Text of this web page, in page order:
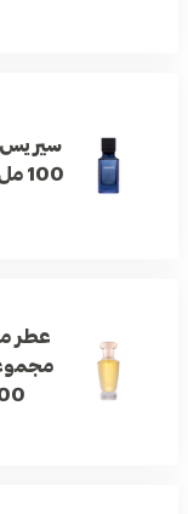
سيريس
100 مل
عطر
100